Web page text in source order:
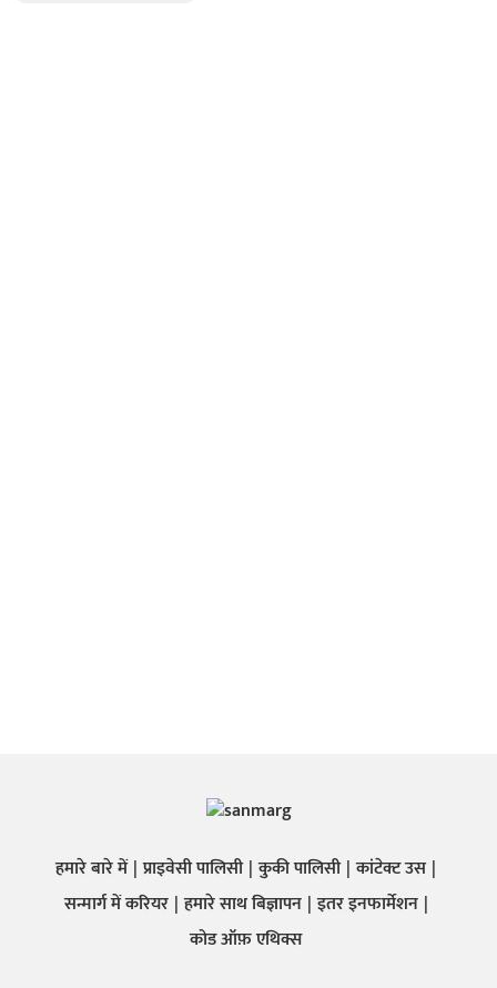
हमारे बारे में प्राइवेसी पालिसी कुकी पालिसी कांटेक्ट उस
सन्मार्ग में करियर हमारे साथ बिज्ञापन इतर इनफार्मेशन
कोड ऑफ़ एथिक्स